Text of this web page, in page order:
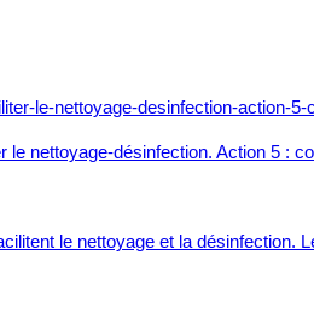
le nettoyage-désinfection. Action 5 :
le nettoyage et la